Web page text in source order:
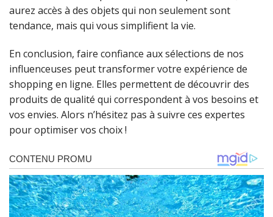
aurez accès à des objets qui non seulement sont
tendance, mais qui vous simplifient la vie.
En conclusion, faire confiance aux sélections de nos
influenceuses peut transformer votre expérience de
shopping en ligne. Elles permettent de découvrir des
produits de qualité qui correspondent à vos besoins et
vos envies. Alors n’hésitez pas à suivre ces expertes
pour optimiser vos choix !